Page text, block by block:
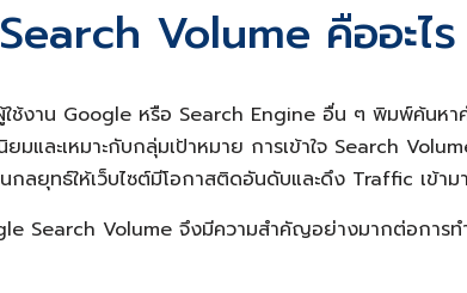
Volume คืออะไ
งาน Google หรือ Search Engine อื่น ๆ พิมพ์ค้นหาค
มและเหมาะกับกลุ่มเป้าหมาย การเข้าใจ Search
ลยุทธ์ให้เว็บไซต์มีโอกาสติดอันดับและดึง Traffic เข้าม
Search Volume จึงมีความสำคัญอย่างมากต่อการท